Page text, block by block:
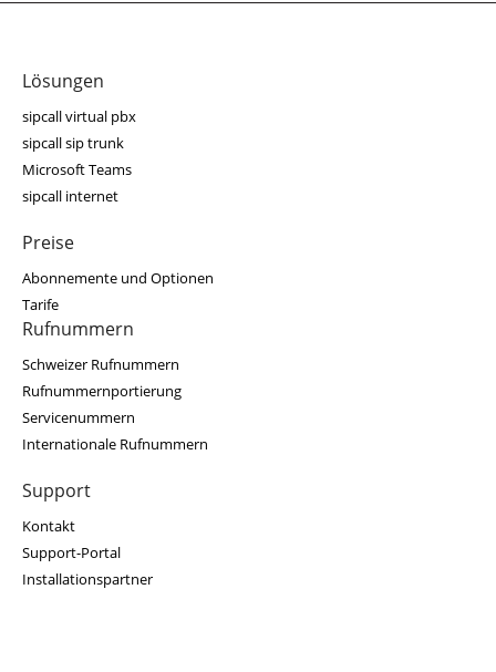
Lösungen
sipcall virtual pbx
sipcall sip trunk
Microsoft Teams
sipcall internet
Preise
Abonnemente und Optionen
Tarife
Rufnummern
Schweizer Rufnummern
Rufnummernportierung
Servicenummern
Internationale Rufnummern
Support
Kontakt
Support-Portal
Installationspartner